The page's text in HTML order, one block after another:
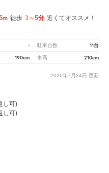
徒歩 3～5分 近くてオススメ！
- 駐車台数 11台
190cm 車高 210cm
2026年7月24日 更新
し可)
し可)